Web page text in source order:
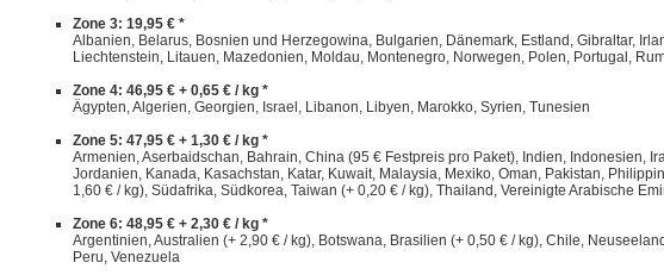
Zone 3: 19,95 € *
Albanien, Belarus, Bosnien und Herzegowina, Bulgarien, Dänemark, Estland, Gibraltar,
Liechtenstein, Litauen, Mazedonien, Moldau, Montenegro, Norwegen, Polen, Portugal,
Zone 4: 46,95 € + 0,65 € / kg *
Ägypten, Algerien, Georgien, Israel, Libanon, Libyen, Marokko, Syrien, Tunesien
Zone 5: 47,95 € + 1,30 € / kg *
Armenien, Aserbaidschan, Bahrain, China (95 € Festpreis pro Paket), Indien, Indonesien,
Jordanien, Kanada, Kasachstan, Katar, Kuwait, Malaysia, Mexiko, Oman, Pakistan,
1,60 € / kg), Südafrika, Südkorea, Taiwan (+ 0,20 € / kg), Thailand, Vereinigte Arabische
Zone 6: 48,95 € + 2,30 € / kg *
Argentinien, Australien (+ 2,90 € / kg), Botswana, Brasilien (+ 0,50 € / kg), Chile,
Peru, Venezuela